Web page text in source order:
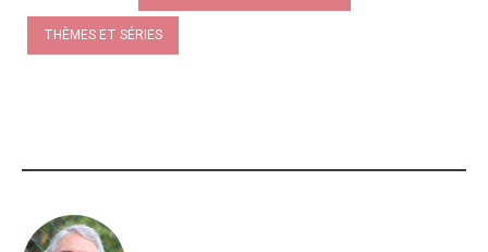
THÈMES ET SÉRIES